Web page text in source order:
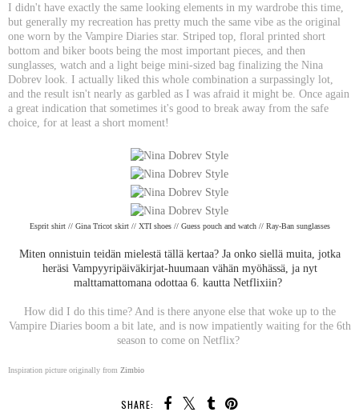
I didn't have exactly the same looking elements in my wardrobe this time,
but generally my recreation has pretty much the same vibe as the original
one worn by the Vampire Diaries star. Striped top, floral printed short
bottom and biker boots being the most important pieces, and then
sunglasses, watch and a light beige mini-sized bag finalizing the Nina
Dobrev look. I actually liked this whole combination a surpassingly lot,
and the result isn't nearly as garbled as I was afraid it might be. Once again
a great indication that sometimes it's good to break away from the safe
choice, for at least a short moment!
Esprit shirt // Gina Tricot skirt // XTI shoes // Guess pouch and watch // Ray-Ban sunglasses
Miten onnistuin teidän mielestä tällä kertaa? Ja onko siellä muita, jotka
heräsi Vampyyripäiväkirjat-huumaan vähän myöhässä, ja nyt
malttamattomana odottaa 6. kautta Netflixiin?
How did I do this time? And is there anyone else that woke up to the
Vampire Diaries boom a bit late, and is now impatiently waiting for the 6th
season to come on Netflix?
Inspiration picture originally from Zimbio
SHARE: